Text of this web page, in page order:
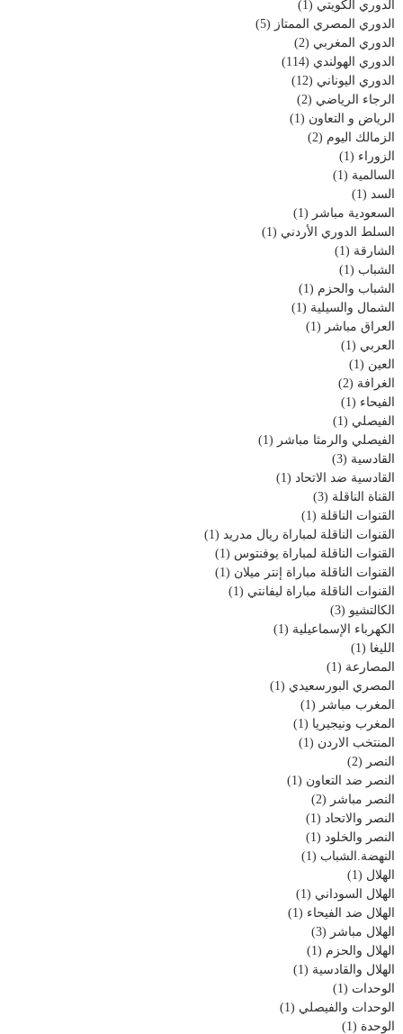
الدوري الكويتي (1)
الدوري المصري الممتاز (5)
الدوري المغربي (2)
الدوري الهولندي (114)
الدوري اليوناني (12)
الرجاء الرياضي (2)
الرياض و التعاون (1)
الزمالك اليوم (2)
الزوراء (1)
السالمية (1)
السد (1)
السعودية مباشر (1)
السلط الدوري الأردني (1)
الشارقة (1)
الشباب (1)
الشباب والحزم (1)
الشمال والسيلية (1)
العراق مباشر (1)
العربي (1)
العين (1)
الغرافة (2)
الفيحاء (1)
الفيصلي (1)
الفيصلي والرمثا مباشر (1)
القادسية (3)
القادسية ضد الاتحاد (1)
القناة الناقلة (3)
القنوات الناقلة (1)
القنوات الناقلة لمباراة ريال مدريد (1)
القنوات الناقلة لمباراة يوفنتوس (1)
القنوات الناقلة مباراة إنتر ميلان (1)
القنوات الناقلة مباراة ليفانتي (1)
الكالتشيو (3)
الكهرباء الإسماعيلية (1)
الليغا (1)
المصارعة (1)
المصري البورسعيدي (1)
المغرب مباشر (1)
المغرب ونيجيريا (1)
المنتخب الاردن (1)
النصر (2)
النصر ضد التعاون (1)
النصر مباشر (2)
النصر والاتحاد (1)
النصر والخلود (1)
النهضة.الشباب (1)
الهلال (1)
الهلال السوداني (1)
الهلال ضد الفيحاء (1)
الهلال مباشر (3)
الهلال والحزم (1)
الهلال والقادسية (1)
الوحدات (1)
الوحدات والفيصلي (1)
الوحدة (1)